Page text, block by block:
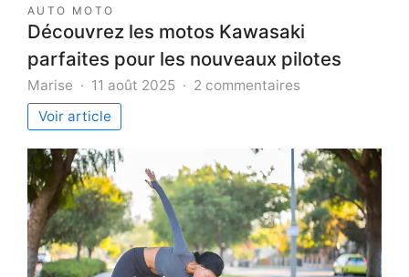
AUTO MOTO
Découvrez les motos Kawasaki
parfaites pour les nouveaux pilotes
Marise 11 août 2025 2 commentaires
motos
Kawasaki
parfaites
pour
les
nouveaux
pilotes
Voir article